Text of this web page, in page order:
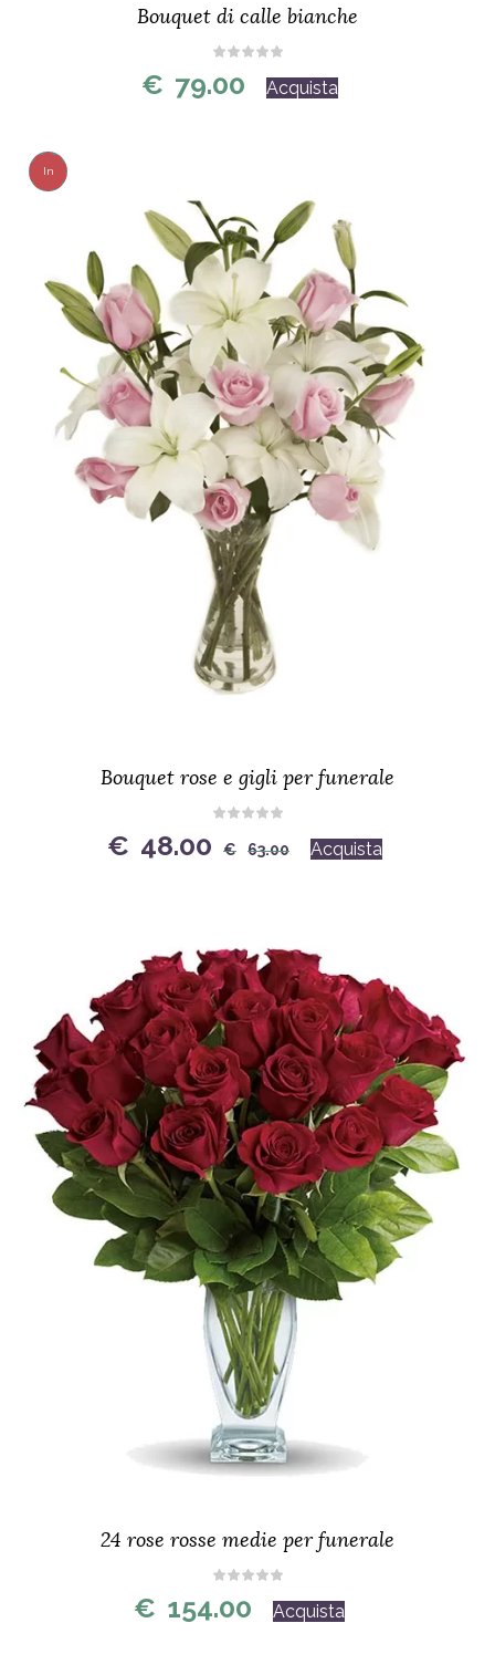
Bouquet di calle bianche
€ 79.00 Acquista
In
Bouquet rose e gigli per funerale
€ 63.00Original
€ 48.00
Current
Acquista
24 rose rosse medie per funerale
€ 154.00 Acquista